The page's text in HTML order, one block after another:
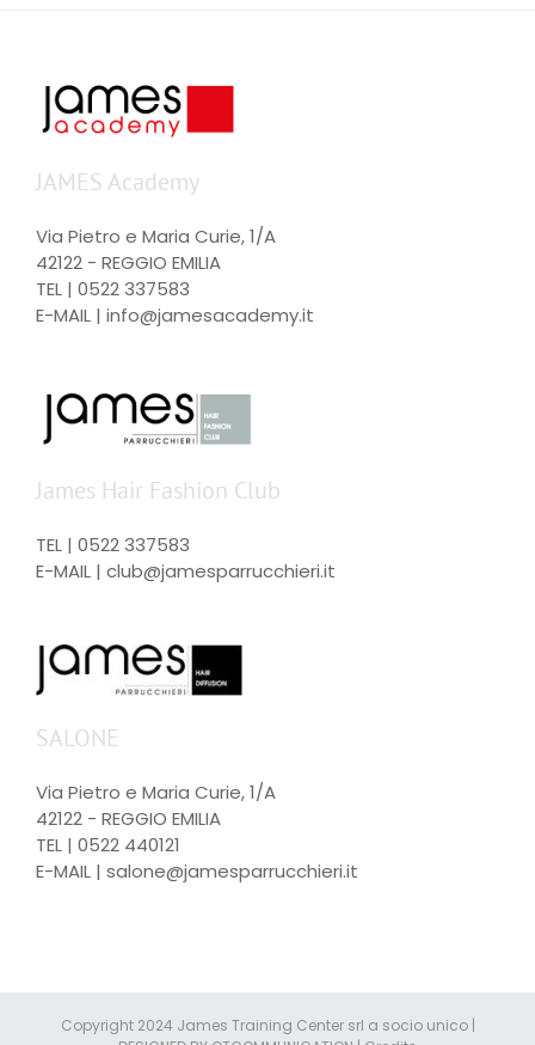
JAMES Academy
Via Pietro e Maria Curie, 1/A
42122 - REGGIO EMILIA
TEL | 0522 337583
E-MAIL | info@jamesacademy.it
James Hair Fashion Club
TEL | 0522 337583
E-MAIL | club@jamesparrucchieri.it
SALONE
Via Pietro e Maria Curie, 1/A
42122 - REGGIO EMILIA
TEL | 0522 440121
E-MAIL | salone@jamesparrucchieri.it
Copyright 2024 James Training Center srl a socio unico |